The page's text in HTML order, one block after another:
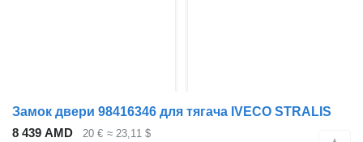
Замок двери 98416346 для тягача IVECO STRALIS
8 439 AMD
20 € ≈ 23,11 $